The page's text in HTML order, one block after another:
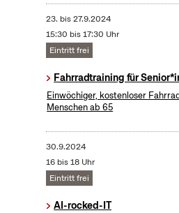
23. bis27.9.2024
15:30 bis 17:30 Uhr
Eintritt frei
Fahrradtraining für
Einwöchiger, kostenloser
Menschen ab 65
30.9.2024
16 bis 18 Uhr
Eintritt frei
AI-rocked-IT